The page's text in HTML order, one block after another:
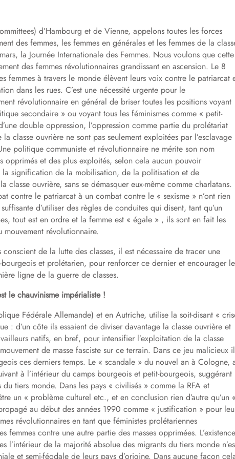
d’Hambourg et de Vienne, appelons toutes les forces
des femmes, les femmes en générales et les femmes de la
la Journée Internationale des Femmes. Nous voulons que cette
des femmes révolutionnaires grandissant en ascension. Le 8
femmes à travers le monde élèvent leurs voix contre le patriarcat
dans les rues. C’est une nécessité urgente pour le
révolutionnaire en général de briser toutes les positions voyant
secondaire » ou voyant tous les féminismes comme « petit-
double oppression, l’oppression comme partie du prolétariat
classe ouvrière ne sont pas seulement exploitées par l’esclavage
politique communiste et révolutionnaire ne mérite son nom
opprimés et des plus exploités, selon cela aucun pouvoir
signification de la mobilisation, de la politisation et de
classe ouvrière, sans se démasquer eux-même comme charlatans.
contre le patriarcat à un combat contre le « sexisme » n’ont rien
d’utiliser des règles de conduites qui disent, tant qu’un
tout est en ordre et la femme est « égale » , ils sont en fait les
révolutionnaire.
de la lutte des classes, il est nécessaire de tracer une
et prolétarien, pour renforcer ce dernier et encourager
ligne de la guerre de classes.
le chauvinisme impérialiste !
Fédérale Allemande) et en Autriche, utilise la soit-disant «
: d’un côte ils essaient de diviser davantage la classe ouvrière et
natifs, en bref, pour intensifier l’exploitation de la classe
de masse fasciste sur ce terrain. Dans ce jeu malicieux
ces derniers temps. Le « scandale » du nouvel an à Cologne,
à l’intérieur du camps bourgeois et petit-bourgeois, suggérant
tiers monde. Dans les pays « civilisés » comme la RFA et
un « problème culturel etc., et en conclusion rien d’autre qu’un
au début des années 1990 comme « justification » pour
révolutionnaires en tant que féministes prolétariennes
femmes contre une autre partie des masses opprimées. L’existence
l’intérieur de la majorité absolue des migrants du tiers monde
et semi-féodale de leurs pays d’origine. Dans aucune façon